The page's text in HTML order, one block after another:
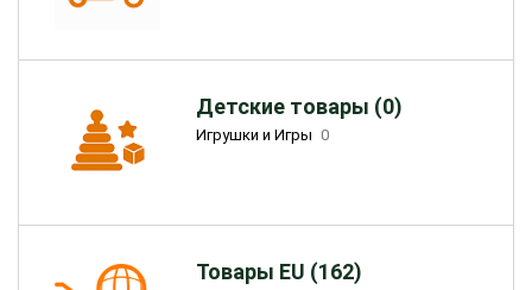
Детские товары (0)
Игрушки и Игры 0
Товары EU (162)